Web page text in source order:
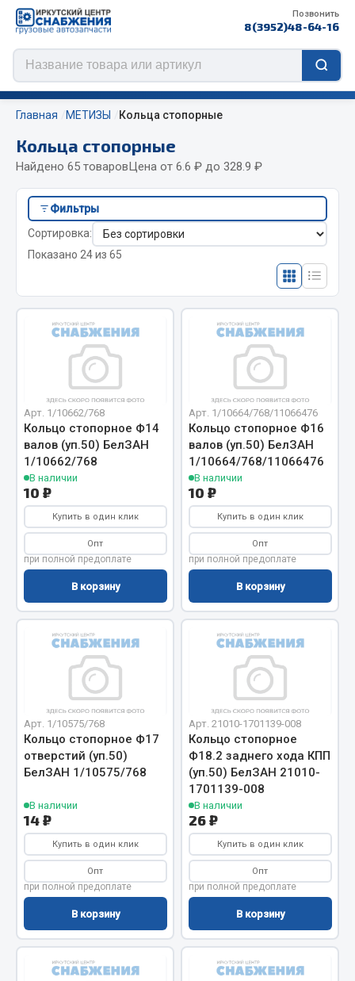
Позвонить
8(3952)48-64-16
Цепи противоскольжения
ЦЕПИ РОССИЯ
ЦЕПИ BOHU (Китай)
Изготовление цепей на колеса BOHU
Весь раздел
Отопители салона, подогреватели
Автономные воздушные отопители
Жидкостные подогреватели
Отопители салона
Подогреватели тосола
Весь раздел
Автотовары
Автозвук
Автокаталоги
Аксессуары автомобильные
Аптечки и знаки автомобильные
Брызговики
Вентиляторы кабины
Вымпела
Показать ещё
Смазочные материалы
Охладжающие жидкости
Технические жидкости
Весь раздел
Главная МЕТИЗЫ Кольца стопорные
Кольца стопорные
Найдено 65 товаровЦена от 6.6 ₽ до 328.9 ₽
Фильтры
Сортировка:
Показано 24 из 65
Арт. 1/10662/768
Кольцо стопорное Ф14
валов (уп.50) БелЗАН
1/10662/768
В наличии
10 ₽
Купить в один клик
Опт
при полной предоплате
В корзину
Арт. 1/10664/768/11066476
Кольцо стопорное Ф16
валов (уп.50) БелЗАН
1/10664/768/11066476
В наличии
10 ₽
Купить в один клик
Опт
при полной предоплате
В корзину
Арт. 1/10575/768
Кольцо стопорное Ф17
отверстий (уп.50)
БелЗАН 1/10575/768
В наличии
14 ₽
Купить в один клик
Опт
при полной предоплате
В корзину
Арт. 21010-1701139-008
Кольцо стопорное
Ф18.2 заднего хода КПП
(уп.50) БелЗАН 21010-
1701139-008
В наличии
26 ₽
Купить в один клик
Опт
при полной предоплате
В корзину